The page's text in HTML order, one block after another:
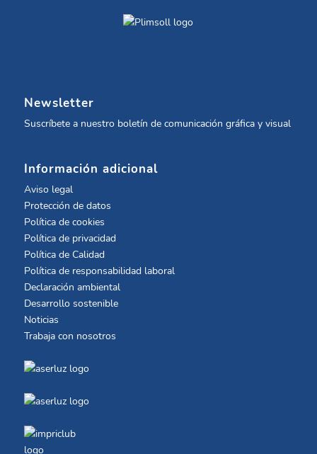
Newsletter
Suscríbete a nuestro boletín de comunicación gráfica y visual
Información adicional
Aviso legal
Protección de datos
Política de cookies
Política de privacidad
Política de Calidad
Política de responsabilidad laboral
Declaración ambiental
Desarrollo sostenible
Noticias
Trabaja con nosotros